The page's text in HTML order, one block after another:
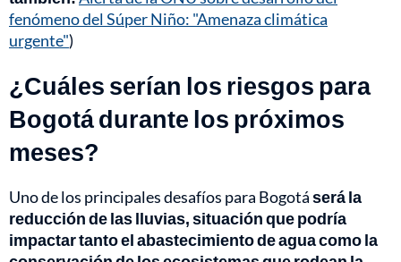
fenómeno del Súper Niño: "Amenaza climática
urgente")
¿Cuáles serían los riesgos para
Bogotá durante los próximos
meses?
Uno de los principales desafíos para Bogotáserá la
reducción de las lluvias, situación que podría
impactar tanto el abastecimiento de agua como la